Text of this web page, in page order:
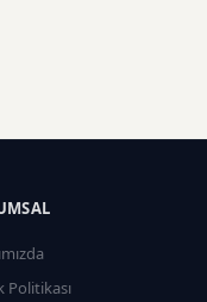
Politikası